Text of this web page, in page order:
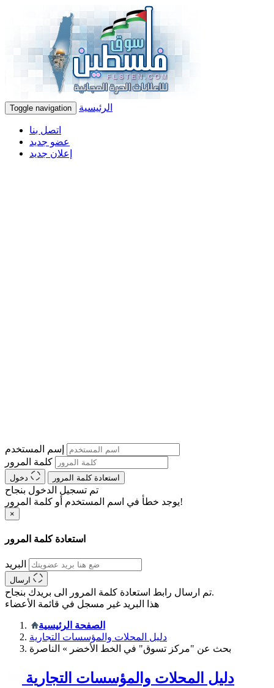
Toggle navigation الرئيسية
اتصل بنا
عضو جديد
إعلان جديد
إسم المستخدم
كلمة المرور
استعادة كلمة المرور
تم تسجيل الدخول بنجاح
يوجد خطأ في اسم المستخدم أو كلمة المرور!
×
استعادة كلمة المرور
البريد
تم ارسال رابط استعادة كلمة المرور الى بريدك بنجاح.
هذا البريد غير مسجل في قائمة الأعضاء
الصفحة الرئيسية
دليل المحلات والمؤسسات التجارية
بحث عن "مركز تسوق" في الخط الأخضر » الناصرة
دليل المحلات والمؤسسات التجارية